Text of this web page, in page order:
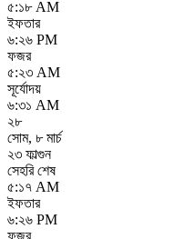
৫:১৮ AM
ইফতার
৬:২৬ PM
ফজর
৫:২৩ AM
সূর্যোদয়
৬:৩১ AM
২৮
সোম, ৮ মার্চ
২৩ ফাল্গুন
সেহরি শেষ
৫:১৭ AM
ইফতার
৬:২৬ PM
ফজর